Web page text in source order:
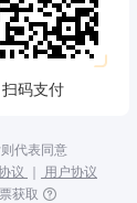
扫码支付
代表同意
议 ｜ 用户协议
获取